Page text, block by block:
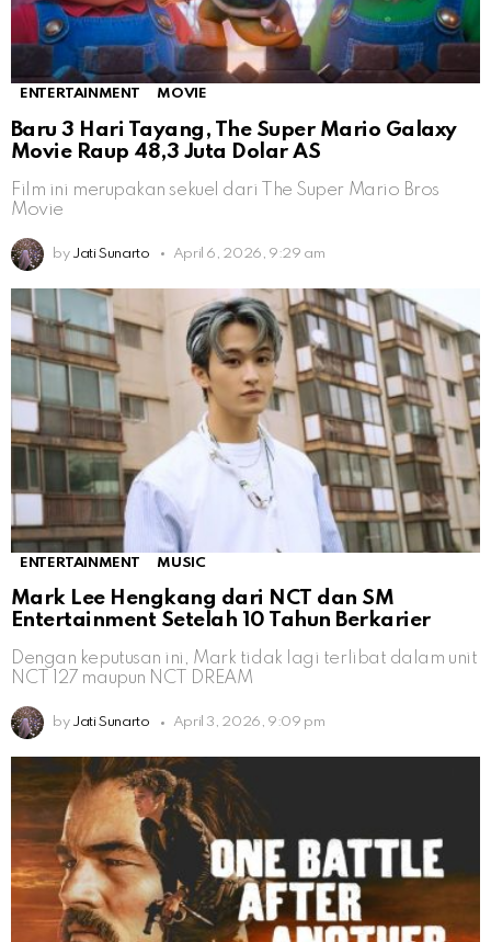
ENTERTAINMENT MOVIE
Baru 3 Hari Tayang, The Super Mario Galaxy
Movie Raup 48,3 Juta Dolar AS
Film ini merupakan sekuel dari The Super Mario Bros
Movie
by Jati Sunarto April 6, 2026, 9:29 am
ENTERTAINMENT MUSIC
Mark Lee Hengkang dari NCT dan SM
Entertainment Setelah 10 Tahun Berkarier
Dengan keputusan ini, Mark tidak lagi terlibat dalam unit
NCT 127 maupun NCT DREAM
by Jati Sunarto April 3, 2026, 9:09 pm